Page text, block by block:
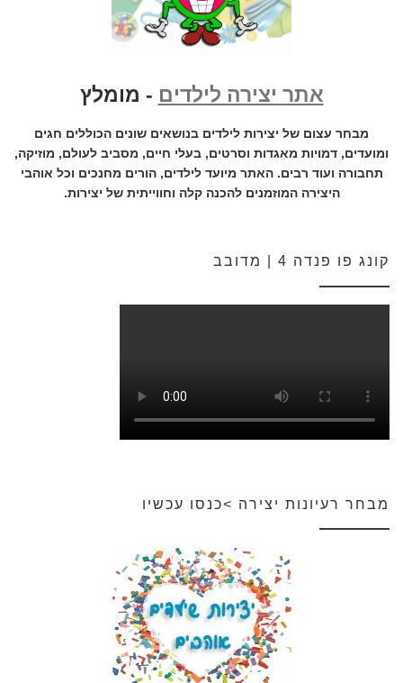
אתר יצירה לילדים - מומלץ
מבחר עצום של יצירות לילדים בנושאים שונים הכוללים חגים
ומועדים, דמויות מאגדות וסרטים, בעלי חיים, מסביב לעולם, מוזיקה,
תחבורה ועוד רבים. האתר מיועד לילדים, הורים מחנכים וכל אוהבי
היצירה המוזמנים להכנה קלה וחווייתית של יצירות.
קונג פו פנדה 4 | מדובב
מבחר רעיונות יצירה >כנסו עכשיו